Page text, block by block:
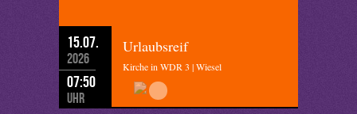
15.07.
2026
07:50
Uhr
Urlaubsreif
Kirche in WDR 3 | Wiesel